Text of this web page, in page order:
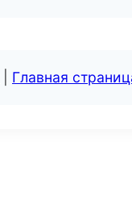
Главная